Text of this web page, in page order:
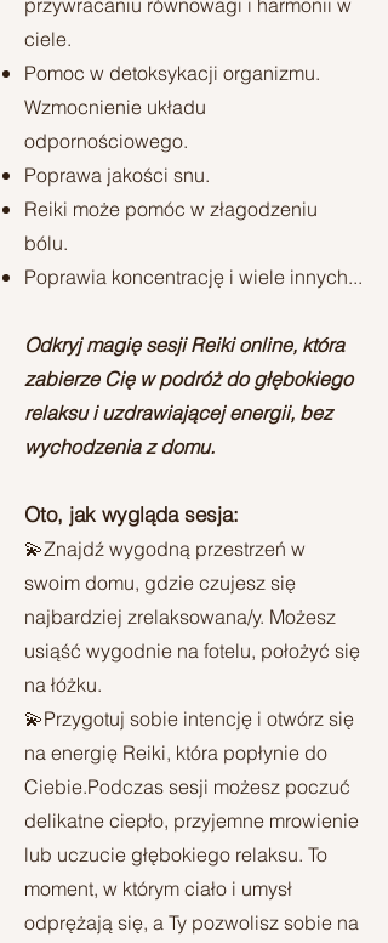
przywracaniu równowagi i harmonii w
ciele.
Pomoc w detoksykacji organizmu.
Wzmocnienie układu
odpornościowego.
Poprawa jakości snu.
Reiki może pomóc w złagodzeniu
bólu.
Poprawia koncentrację i wiele innych...
Odkryj magię sesji Reiki online, która
zabierze Cię w podróż do głębokiego
relaksu i uzdrawiającej energii, bez
wychodzenia z domu.
Oto, jak wygląda sesja:
💫Znajdź wygodną przestrzeń w
swoim domu, gdzie czujesz się
najbardziej zrelaksowana/y. Możesz
usiąść wygodnie na fotelu, położyć się
na łóżku.
💫Przygotuj sobie intencję i otwórz się
na energię Reiki, która popłynie do
Ciebie.Podczas sesji możesz poczuć
delikatne ciepło, przyjemne mrowienie
lub uczucie głębokiego relaksu. To
moment, w którym ciało i umysł
odprężają się, a Ty pozwolisz sobie na